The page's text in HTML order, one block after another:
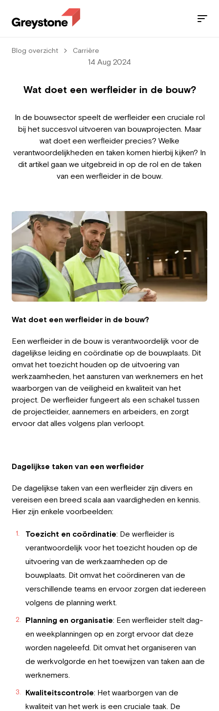
Employer
Working at Greystone
About us
Team
EN
Jobs
Blog
Contact
Blog overzicht Carrière
14 Aug 2024
Wat doet een werfleider in de bouw?
In de bouwsector speelt de werfleider een cruciale rol
bij het succesvol uitvoeren van bouwprojecten. Maar
wat doet een werfleider precies? Welke
verantwoordelijkheden en taken komen hierbij kijken? In
dit artikel gaan we uitgebreid in op de rol en de taken
van een werfleider in de bouw.
Wat doet een werfleider in de bouw?
Een werfleider in de bouw is verantwoordelijk voor de
dagelijkse leiding en coördinatie op de bouwplaats. Dit
omvat het toezicht houden op de uitvoering van
werkzaamheden, het aansturen van werknemers en het
waarborgen van de veiligheid en kwaliteit van het
project. De werfleider fungeert als een schakel tussen
de projectleider, aannemers en arbeiders, en zorgt
ervoor dat alles volgens plan verloopt.
Dagelijkse taken van een werfleider
De dagelijkse taken van een werfleider zijn divers en
vereisen een breed scala aan vaardigheden en kennis.
Hier zijn enkele voorbeelden:
Toezicht en coördinatie: De werfleider is
verantwoordelijk voor het toezicht houden op de
uitvoering van de werkzaamheden op de
bouwplaats. Dit omvat het coördineren van de
verschillende teams en ervoor zorgen dat iedereen
volgens de planning werkt.
Planning en organisatie: Een werfleider stelt dag-
en weekplanningen op en zorgt ervoor dat deze
worden nageleefd. Dit omvat het organiseren van
de werkvolgorde en het toewijzen van taken aan de
werknemers.
Kwaliteitscontrole: Het waarborgen van de
kwaliteit van het werk is een cruciale taak. De